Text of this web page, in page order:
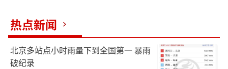
热点新闻
北京多站点小时雨量下到全国第一 暴雨
破纪录